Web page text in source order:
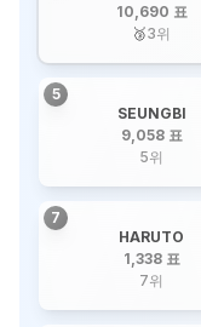
10,690 표
🥉3위
5
SEUNGBI
9,058 표
5위
7
HARUTO
1,338 표
7위